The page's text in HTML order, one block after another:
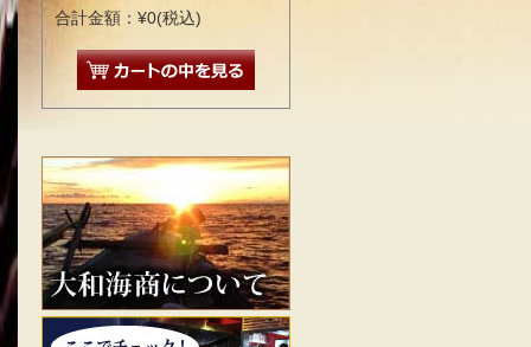
合計金額：¥0(税込)